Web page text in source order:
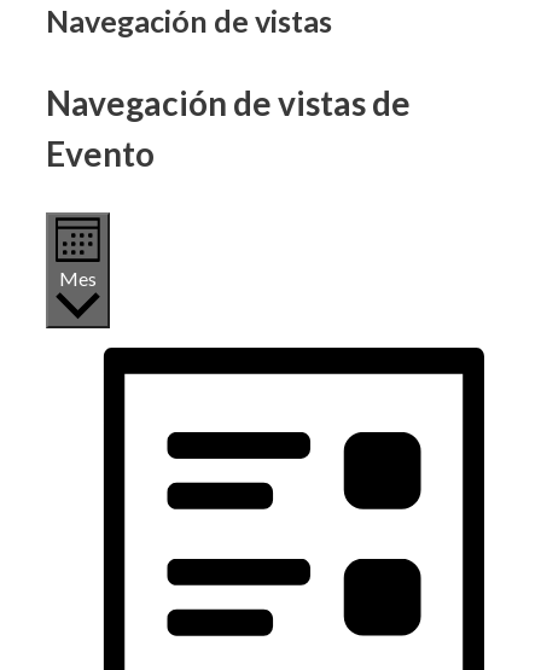
Navegación de vistas
Navegación de vistas de
Evento
Mes